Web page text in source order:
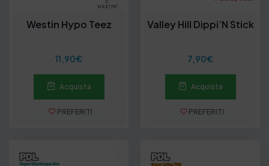
5
0
,
Westin Hypo Teez
11,90€
Acquista
PREFERITI
Valley Hill Dippi’N Stick
7,90€
Acquista
PREFERITI